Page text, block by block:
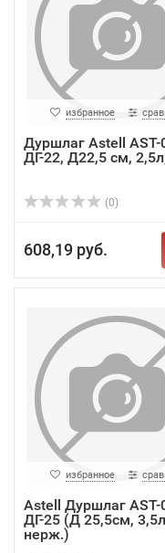
избранное
Дуршлаг Astell AST-
ДГ-22, Д22,5 см,
(0)
608,19 руб.
избранное
Astell Дуршлаг AST-
ДГ-25 (Д 25,5см,
нерж.)